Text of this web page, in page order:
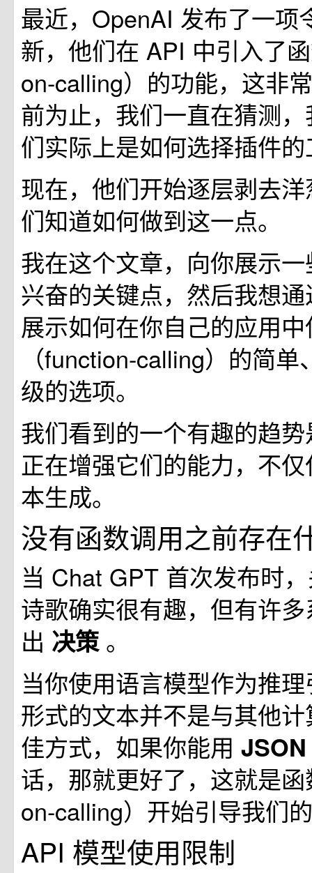
最近，OpenAI 发布了一项
新，他们在 API 中引入了
on-calling）的功能，这非
前为止，我们一直在猜测
们实际上是如何选择插件
现在，他们开始逐层剥去
们知道如何做到这一点。
我在这个文章，向你展示
兴奋的关键点，然后我想
展示如何在你自己的应用
（function-calling）的简
级的选项。
我们看到的一个有趣的趋
正在增强它们的能力，不
本生成。
没有函数调用之前存在
当 Chat GPT 首次发布时
诗歌确实很有趣，但有许
出 决策 。
当你使用语言模型作为推
形式的文本并不是与其他
佳方式，如果你能用
话，那就更好了，这就是
on-calling）开始引导我们
API 模型使用限制